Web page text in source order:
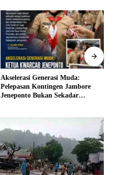
Akselerasi Generasi Muda:
Pelepasan Kontingen Jambore
Jeneponto Bukan Sekadar